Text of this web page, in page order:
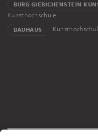
BURG GIEBICHENSTEIN
Kunsthochschule
BAUHAUS